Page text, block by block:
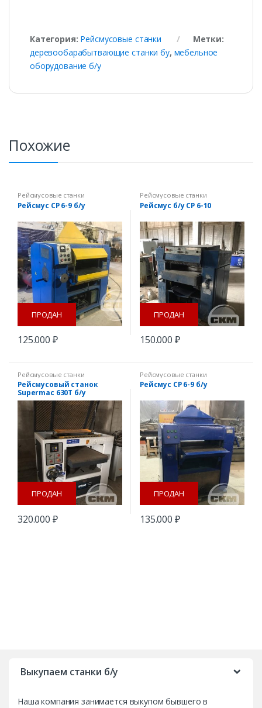
Категория: Рейсмусовые станки
Метки:
деревообарабытвающие станки бу, мебельное
оборудование б/у
Похожие
Рейсмусовые станки
Рейсмус СР 6-9 б/у
ПРОДАН
125.000 ₽
Рейсмусовые станки
Рейсмус б/у СР 6-10
ПРОДАН
150.000 ₽
Рейсмусовые станки
Рейсмусовый станок
Supermac 630T б/у
ПРОДАН
320.000 ₽
Рейсмусовые станки
Рейсмус СР 6-9 б/у
ПРОДАН
135.000 ₽
Выкупаем станки б/у
Наша компания занимается выкупом бывшего в